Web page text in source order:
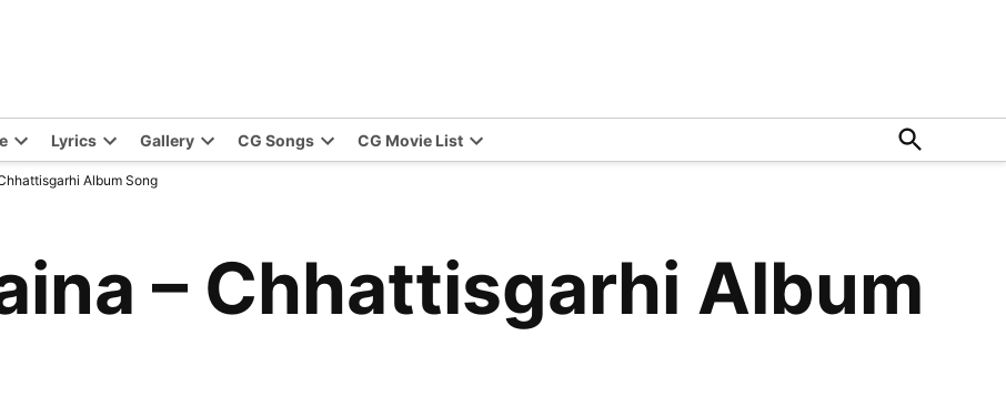
Lyrics Gallery CG Songs CG Movie List
Open
Search
Album Song
– Chhattisgarhi Album